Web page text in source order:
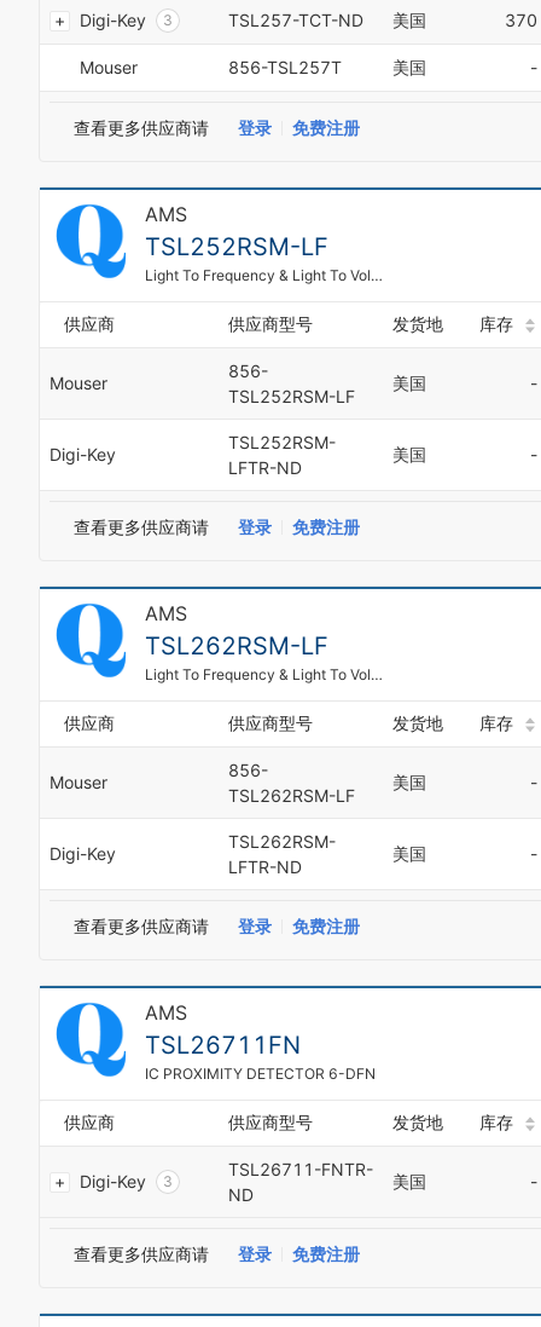
6
Digi-Key
3
7
8
0
1
2
3
4
TSL257-TCT-ND 美国 370
Mouser 856-TSL257T 美国 -
查看更多供应商请 登录 免费注册
AMS
TSL252RSM-LF
Light To Frequency & Light To Voltage Light to Voltage Converter
供应商 供应商型号 发货地 库存
Mouser
856-
TSL252RSM-LF
美国 -
Digi-Key
TSL252RSM-
LFTR-ND
美国 -
查看更多供应商请 登录 免费注册
AMS
TSL262RSM-LF
Light To Frequency & Light To Voltage Light to Voltage Converter
供应商 供应商型号 发货地 库存
Mouser
856-
TSL262RSM-LF
美国 -
Digi-Key
TSL262RSM-
LFTR-ND
美国 -
查看更多供应商请 登录 免费注册
AMS
TSL26711FN
IC PROXIMITY DETECTOR 6-DFN
供应商 供应商型号 发货地 库存
Digi-Key
2
3
5
6
7
8
9
3
6
TSL26711-FNTR-
ND
美国 -
查看更多供应商请 登录 免费注册
0
2
3
5